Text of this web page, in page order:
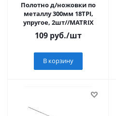
Полотно д/ножовки по
металлу 300мм 18TPI,
упругое, 2шт//MATRIX
109 руб./шт
В корзину